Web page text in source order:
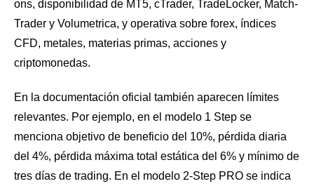
ons, disponibilidad de MT5, cTrader, TradeLocker, Match-
Trader y Volumetrica, y operativa sobre forex, índices
CFD, metales, materias primas, acciones y
criptomonedas.
En la documentación oficial también aparecen límites
relevantes. Por ejemplo, en el modelo 1 Step se
menciona objetivo de beneficio del 10%, pérdida diaria
del 4%, pérdida máxima total estática del 6% y mínimo de
tres días de trading. En el modelo 2-Step PRO se indica